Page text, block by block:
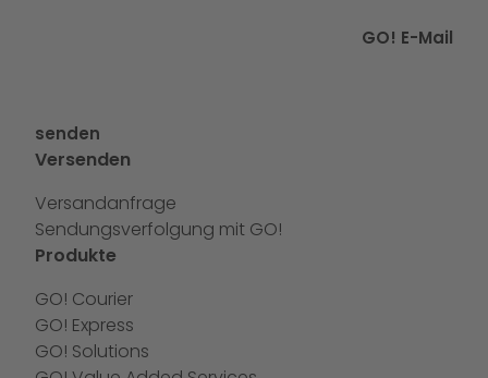
GO! E-Mail
senden
Versenden
Versandanfrage
Sendungsverfolgung mit GO!
Produkte
GO! Courier
GO! Express
GO! Solutions